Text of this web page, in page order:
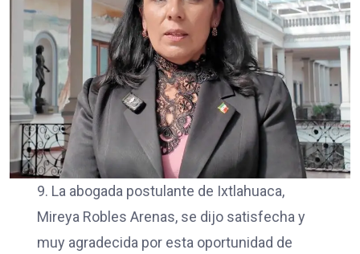
9. La abogada postulante de Ixtlahuaca,
Mireya Robles Arenas, se dijo satisfecha y
muy agradecida por esta oportunidad de